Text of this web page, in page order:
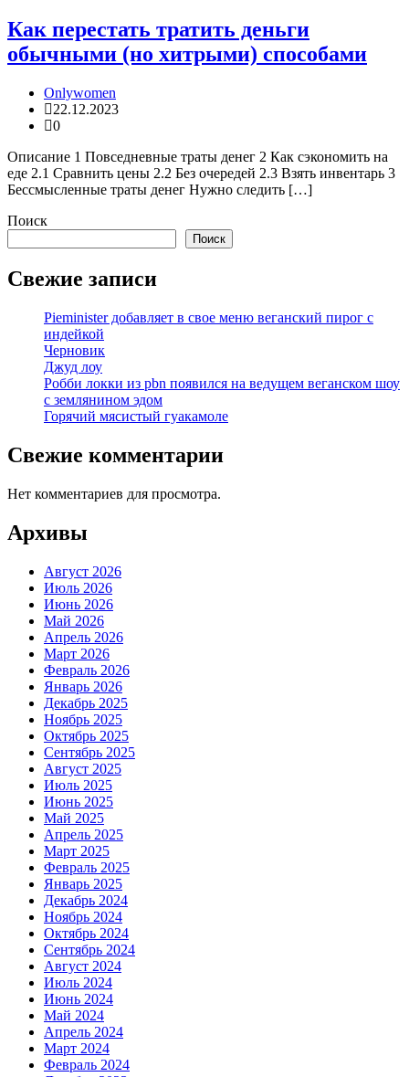
Как перестать тратить деньги
обычными (но хитрыми) способами
Onlywomen
22.12.2023
0
Описание 1 Повседневные траты денег 2 Как сэкономить на
еде 2.1 Сравнить цены 2.2 Без очередей 2.3 Взять инвентарь 3
Бессмысленные траты денег Нужно следить […]
Поиск
Поиск
Свежие записи
Pieminister добавляет в свое меню веганский пирог с
индейкой
Черновик
Джуд лоу
Робби локки из pbn появился на ведущем веганском шоу
с землянином эдом
Горячий мясистый гуакамоле
Свежие комментарии
Нет комментариев для просмотра.
Архивы
Август 2026
Июль 2026
Июнь 2026
Май 2026
Апрель 2026
Март 2026
Февраль 2026
Январь 2026
Декабрь 2025
Ноябрь 2025
Октябрь 2025
Сентябрь 2025
Август 2025
Июль 2025
Июнь 2025
Май 2025
Апрель 2025
Март 2025
Февраль 2025
Январь 2025
Декабрь 2024
Ноябрь 2024
Октябрь 2024
Сентябрь 2024
Август 2024
Июль 2024
Июнь 2024
Май 2024
Апрель 2024
Март 2024
Февраль 2024